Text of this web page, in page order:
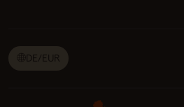
DE/EUR